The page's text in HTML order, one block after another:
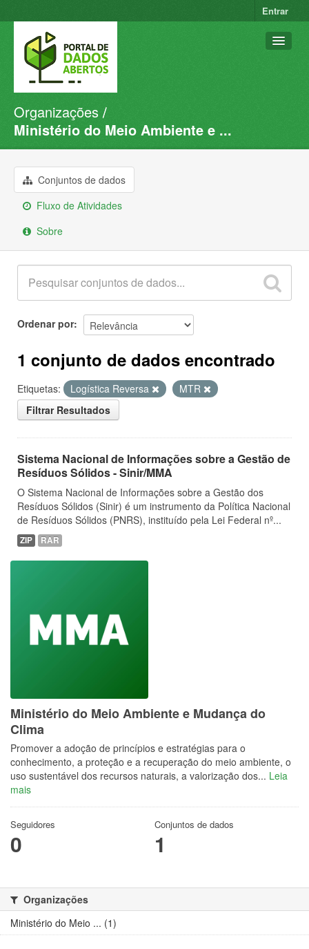
Entrar
Conjuntos de dados
Organizações
Sobre
Organizações
Ministério do Meio Ambiente e ...
Conjuntos de dados
Fluxo de Atividades
Sobre
Ordenar por
1 conjunto de dados encontrado
Etiquetas: Logística Reversa
MTR
Filtrar Resultados
Sistema Nacional de Informações sobre a Gestão de
Resíduos Sólidos - Sinir/MMA
O Sistema Nacional de Informações sobre a Gestão dos
Resíduos Sólidos (Sinir) é um instrumento da Política Nacional
de Resíduos Sólidos (PNRS), instituído pela Lei Federal nº...
ZIP RAR
Ministério do Meio Ambiente e Mudança do
Clima
Promover a adoção de princípios e estratégias para o
conhecimento, a proteção e a recuperação do meio ambiente, o
uso sustentável dos recursos naturais, a valorização dos... Leia
mais
Seguidores
0
Conjuntos de dados
1
Organizações
Ministério do Meio ... (1)